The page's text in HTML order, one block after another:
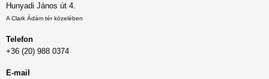
Hunyadi János út 4.
A Clark Ádám tér közelében
Telefon
+36 (20) 988 0374
E-mail